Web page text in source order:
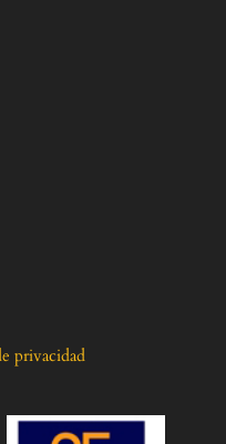
privacidad